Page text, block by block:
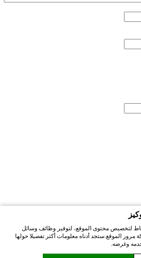
لتخصيص محتوى الموقع، لتوفير وظائف وسائل
مرور الموقع.ستجد أدناه معلومات أكثر تفصيلا حولها
وغرضه.